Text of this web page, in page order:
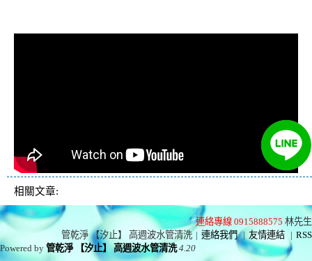
相關文章:
連絡專線 0915888575 林先生
管乾淨 【汐止】 高週波水管清洗 | 連絡我們 | 友情連結 | RSS
Powered by管乾淨 【汐止】 高週波水管清洗 4.20